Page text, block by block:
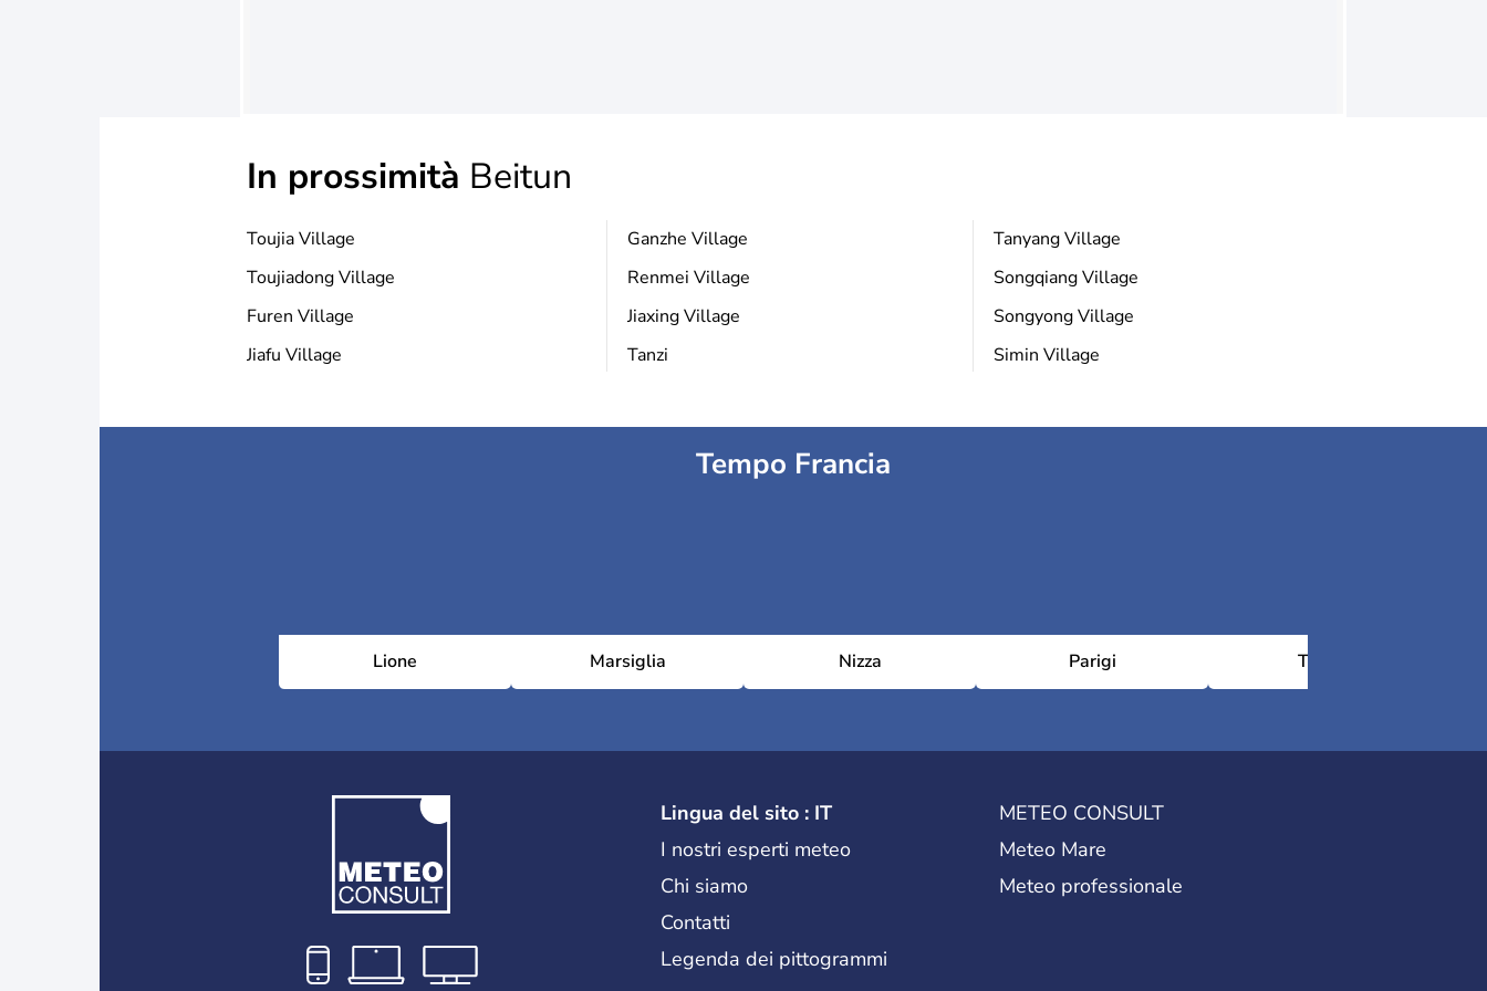
In prossimità Beitun
Toujia Village
Toujiadong Village
Furen Village
Jiafu Village
Ganzhe Village
Renmei Village
Jiaxing Village
Tanzi
Tanyang Village
Songqiang Village
Songyong Village
Simin Village
Tempo Francia
Lione Marsiglia Nizza Parigi Tolosa
Lingua del sito : IT
I nostri esperti meteo
Chi siamo
Contatti
Legenda dei pittogrammi
METEO CONSULT
Meteo Mare
Meteo professionale